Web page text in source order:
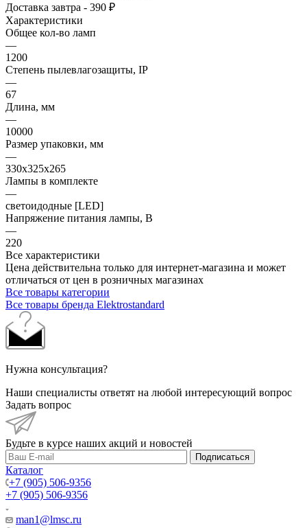
Доставка завтра - 390 ₽
Характеристики
Общее кол-во ламп
—
1200
Степень пылевлагозащиты, IP
—
67
Длина, мм
—
10000
Размер упаковки, мм
—
330x325x265
Лампы в комплекте
—
светоидодные [LED]
Напряжение питания лампы, В
—
220
Все характеристики
Цена действительна только для интернет-магазина и может
отличаться от цен в розничных магазинах
Все товары категории
Все товары бренда Elektrostandard
Нужна консультация?
Наши специалисты ответят на любой интересующий вопрос
Задать вопрос
Будьте в курсе наших акций и новостей
Подписаться
Каталог
+7 (905) 506-9356
+7 (905) 506-9356
man1@lmsc.ru